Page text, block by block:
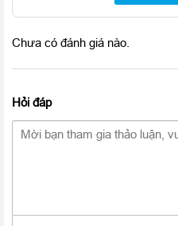
Chưa có đánh giá nào.
Hỏi đáp